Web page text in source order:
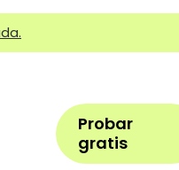
Probar
gratis